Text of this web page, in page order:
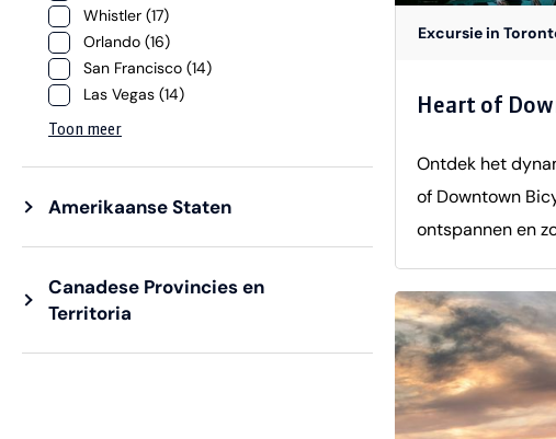
oktober Duur:
*minimale
Excursie in
Heart of
Ontdek het
of Downtown
ontspannen en
combineert
onder
De route voert
en richting de
uitgestrekte
Whistler (17)
Orlando (16)
San Francisco (14)
Las Vegas (14)
Toon meer
Amerikaanse Staten
Canadese Provincies en
Territoria